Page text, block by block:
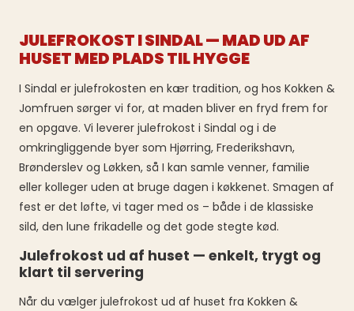
JULEFROKOST I SINDAL — MAD UD AF
HUSET MED PLADS TIL HYGGE
I Sindal er julefrokosten en kær tradition, og hos Kokken &
Jomfruen sørger vi for, at maden bliver en fryd frem for
en opgave. Vi leverer julefrokost i Sindal og i de
omkringliggende byer som Hjørring, Frederikshavn,
Brønderslev og Løkken, så I kan samle venner, familie
eller kolleger uden at bruge dagen i køkkenet. Smagen af
fest er det løfte, vi tager med os – både i de klassiske
sild, den lune frikadelle og det gode stegte kød.
Julefrokost ud af huset — enkelt, trygt og
klart til servering
Når du vælger julefrokost ud af huset fra Kokken &